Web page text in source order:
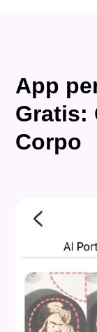
App
Gratis:
Corpo